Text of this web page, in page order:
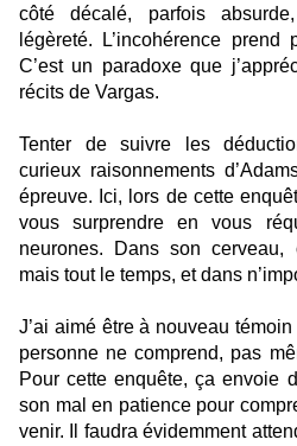
côté décalé, parfois
légèreté. L’incohérence
C’est un paradoxe que
récits de Vargas.
Tenter de suivre les
curieux raisonnements
épreuve. Ici, lors de cette
vous surprendre en vous
neurones. Dans son
mais tout le temps, et dans
J’ai aimé être à nouveau
personne ne comprend, pas
Pour cette enquête, ça envoie
son mal en patience pour
venir. Il faudra évidemment